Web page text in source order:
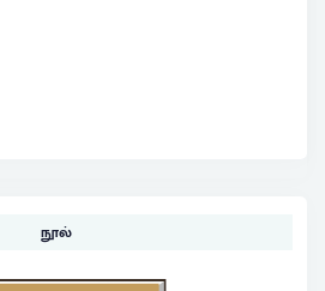
நூல்